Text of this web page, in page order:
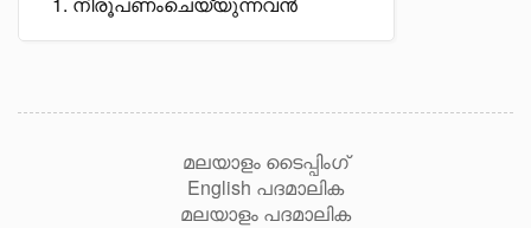
മലയാളം ടൈപ്പിംഗ്
English പദമാലിക
മലയാളം പദമാലിക